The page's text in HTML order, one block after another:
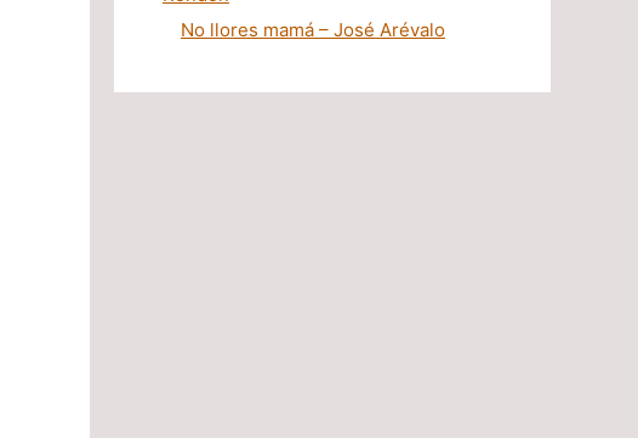
No llores mamá – José Arévalo